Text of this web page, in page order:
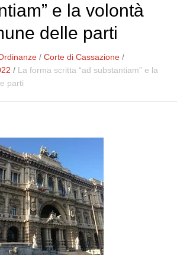
e la volontà
delle parti
/Corte di Cassazione /
/ La forma scritta “ad substantiam” e la
parti